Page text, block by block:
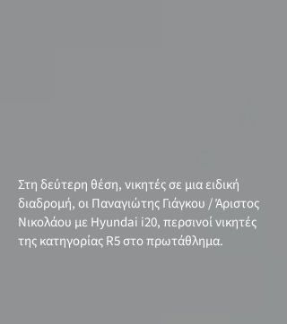
Στη δεύτερη θέση, νικητές σε μια ειδική
διαδρομή, οι Παναγιώτης Γιάγκου / Άριστος
Νικολάου με Hyundai i20, περσινοί νικητές
της κατηγορίας R5 στο πρωτάθλημα.